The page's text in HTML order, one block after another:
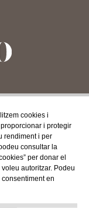
cookies i
i protegir
rendiment i per
consultar la
per donar el
autoritzar. Podeu
en